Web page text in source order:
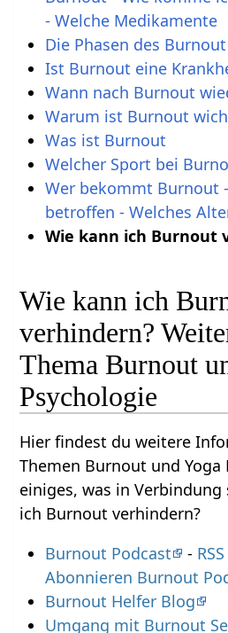
- Welche Medikamente
Die Phasen des Burnout
Ist Burnout eine
Wann nach Burnout
Warum ist Burnout
Was ist Burnout
Welcher Sport bei
Wer bekommt Burnout
betroffen - Welches
Wie kann ich Burnout
Wie kann ich
verhindern?
Thema Burnout
Psychologie
Hier findest du weitere
Themen Burnout und Yoga
einiges, was in
ich Burnout verhindern?
Burnout Podcast
-
Abonnieren Burnout
Burnout Helfer Blog
Umgang mit Burnout